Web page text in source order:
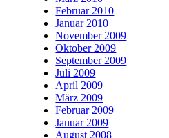
Februar 2010
Januar 2010
November 2009
Oktober 2009
September 2009
Juli 2009
April 2009
März 2009
Februar 2009
Januar 2009
August 2008